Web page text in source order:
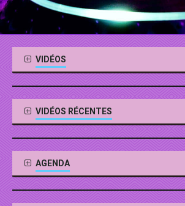
VIDÉOS
VIDÉOS RÉCENTES
AGENDA